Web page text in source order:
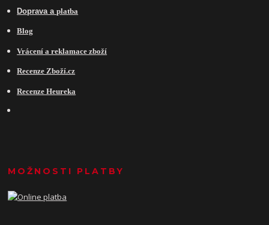
Doprava aplatba
Blog
Vrácení a reklamace zboží
Recenze Zboží.cz
Recenze Heureka
MOŽNOSTI PLATBY